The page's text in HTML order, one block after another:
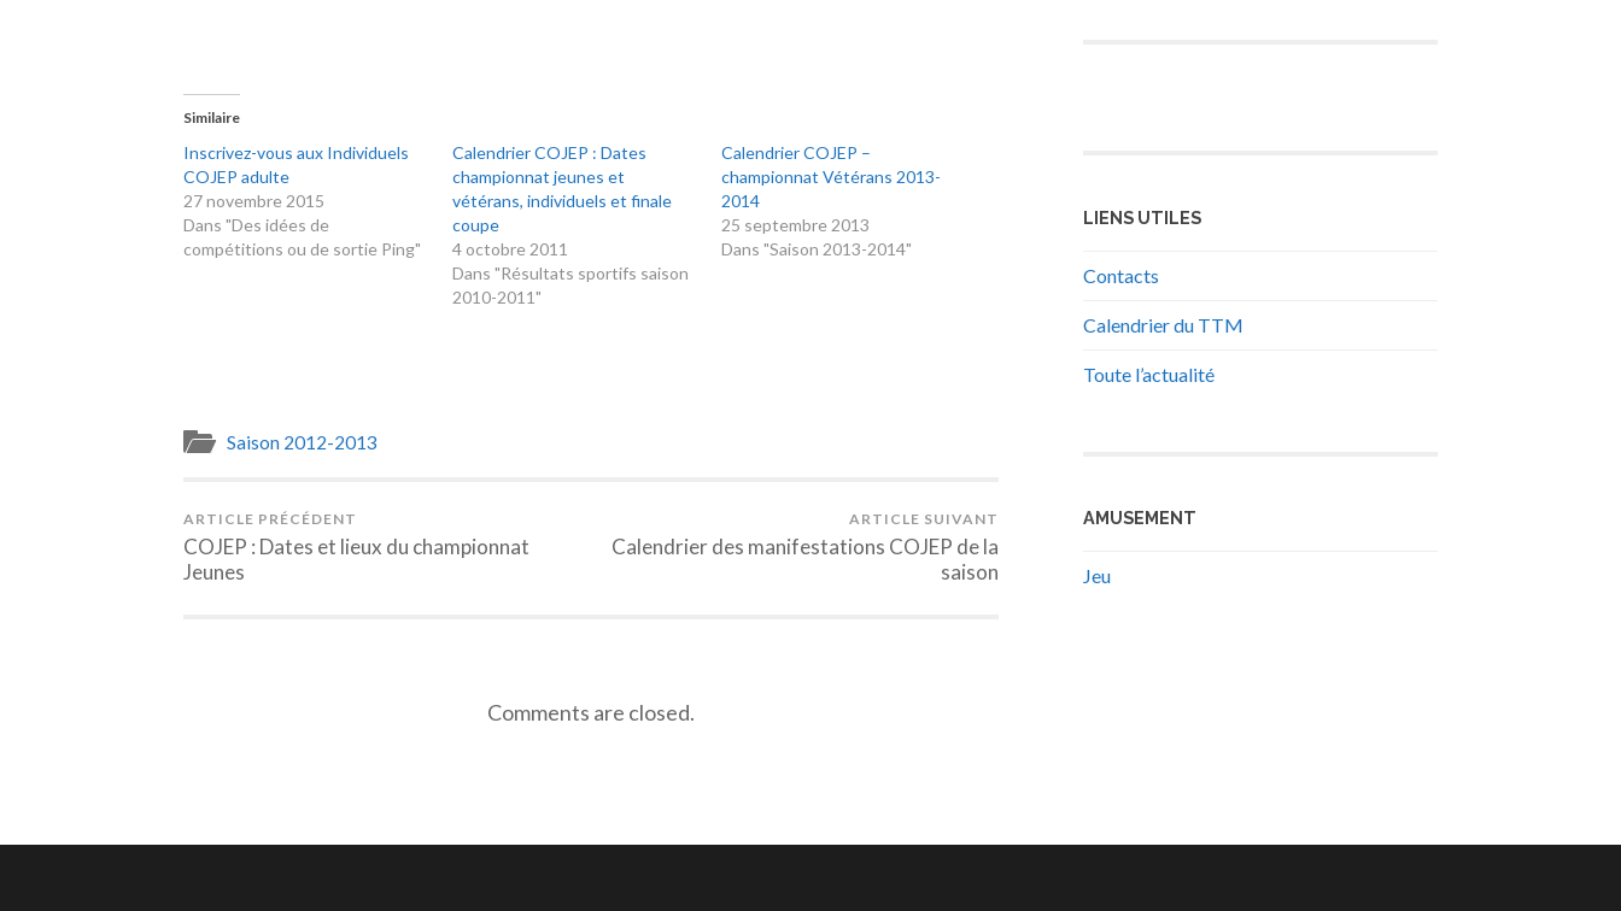
Similaire
Inscrivez-vous aux Individuels
COJEP adulte
27 novembre 2015
Dans "Des idées de
compétitions ou de sortie Ping"
Calendrier COJEP : Dates
championnat jeunes et
vétérans, individuels et finale
coupe
4 octobre 2011
Dans "Résultats sportifs saison
2010-2011"
Calendrier COJEP –
championnat Vétérans 2013-
2014
25 septembre 2013
Dans "Saison 2013-2014"
Saison 2012-2013
ARTICLE PRÉCÉDENT
COJEP : Dates et lieux du championnat
Jeunes
ARTICLE SUIVANT
Calendrier des manifestations COJEP de la
saison
Comments are closed.
LIENS UTILES
Contacts
Calendrier du TTM
Toute l’actualité
AMUSEMENT
Jeu